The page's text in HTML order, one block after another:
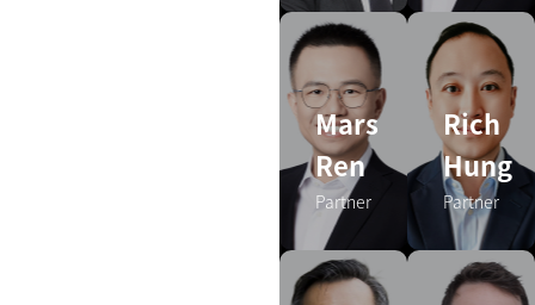
Mars
Ren
Partner
Rich
Hung
Partner